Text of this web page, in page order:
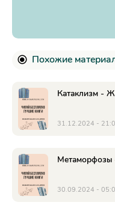
Похожие
Катаклизм -
31.12.2024 -
Метаморфозы
30.09.2024 -